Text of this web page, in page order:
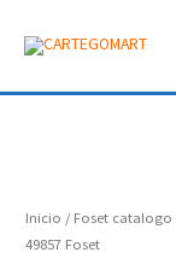
Inicio / Foset catalogo
49857 Foset
de
PPR